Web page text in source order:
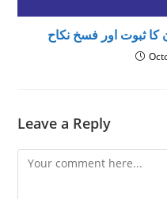
ثبوت اور فسخ نکاح
Leave a Reply
Comment